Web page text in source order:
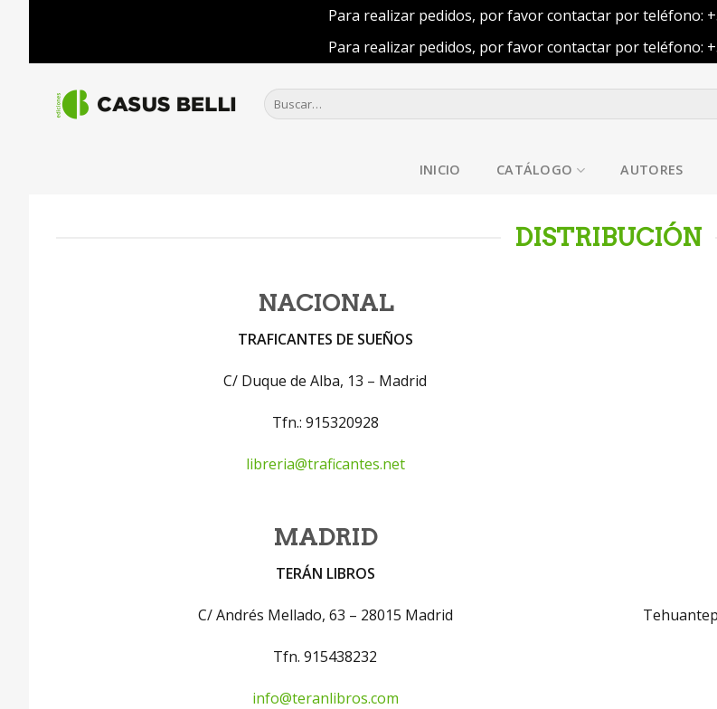
Para realizar pedidos, por favor contactar por teléfono:
Para realizar pedidos, por favor contactar por teléfono:
contenido
Buscar
por:
INICIO CATÁLOGO AUTORES
DISTRIBUCIÓN
NACIONAL
TRAFICANTES DE SUEÑOS
C/ Duque de Alba, 13 – Madrid
Tfn.: 915320928
libreria@traficantes.net
MADRID
TERÁN LIBROS
C/ Andrés Mellado, 63 – 28015 Madrid
Tfn. 915438232
info@teranlibros.com